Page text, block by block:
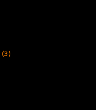
(3)